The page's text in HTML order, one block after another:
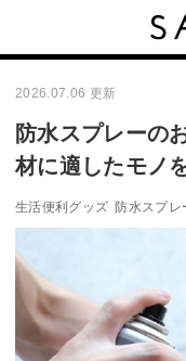
2026.07.06 更新
防水スプレーの
材に適したモノ
生活便利グッズ 防水スプレ